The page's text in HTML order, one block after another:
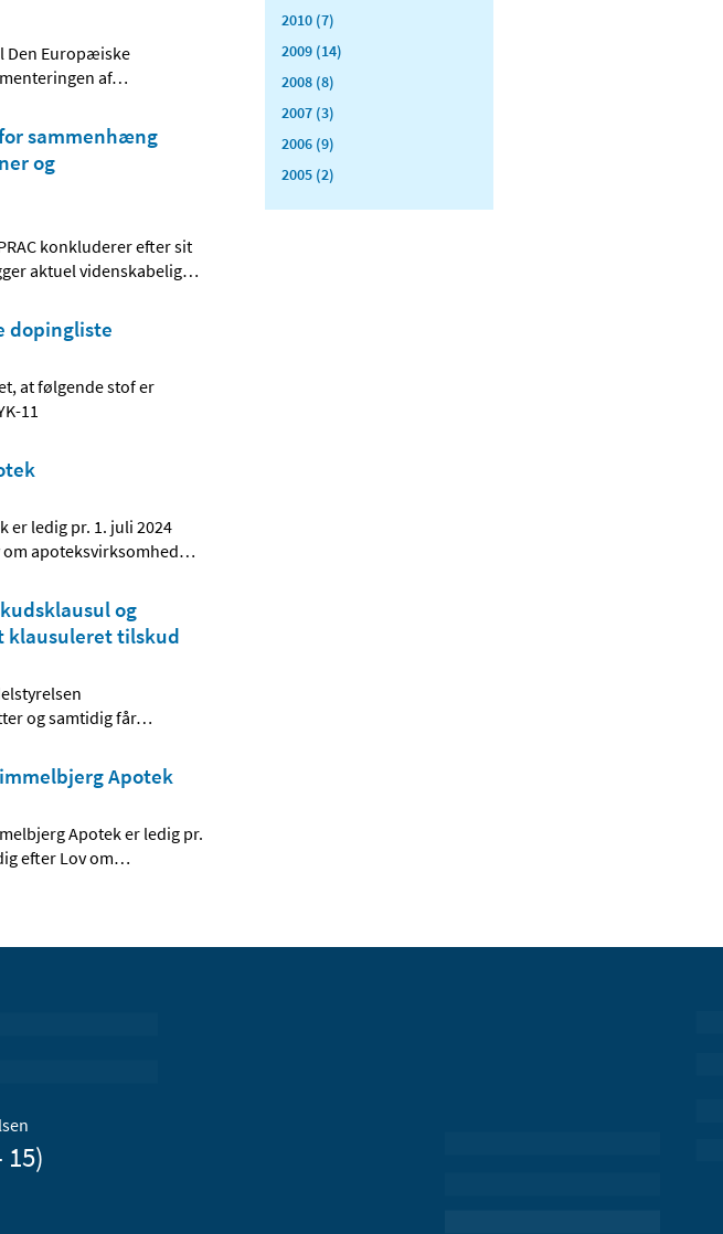
Den Europæiske
af…
sammenhæng
og
konkluderer efter sit
aktuel videnskabelig…
dopingliste
at følgende stof er
11
er ledig pr. 1. juli 2024
apoteksvirksomhed…
og
klausuleret tilskud
og samtidig får…
Apotek
Apotek er ledig pr.
efter Lov om…
2010 (7)
2009 (14)
2008 (8)
2007 (3)
2006 (9)
2005 (2)
15)